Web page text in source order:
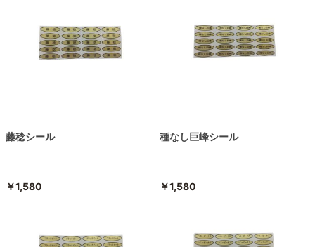
藤稔シール
￥1,580
種なし巨峰シール
￥1,580